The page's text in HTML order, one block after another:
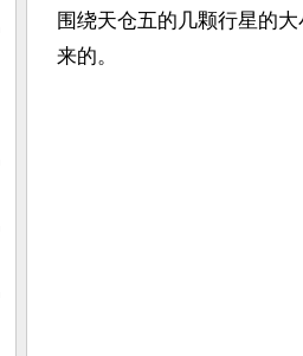
围绕天仓五的几颗行星的